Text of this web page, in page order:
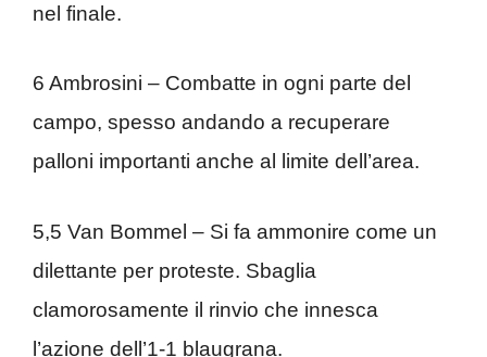
nel finale.
6 Ambrosini – Combatte in ogni parte del
campo, spesso andando a recuperare
palloni importanti anche al limite dell’area.
5,5 Van Bommel – Si fa ammonire come un
dilettante per proteste. Sbaglia
clamorosamente il rinvio che innesca
l’azione dell’1-1 blaugrana.